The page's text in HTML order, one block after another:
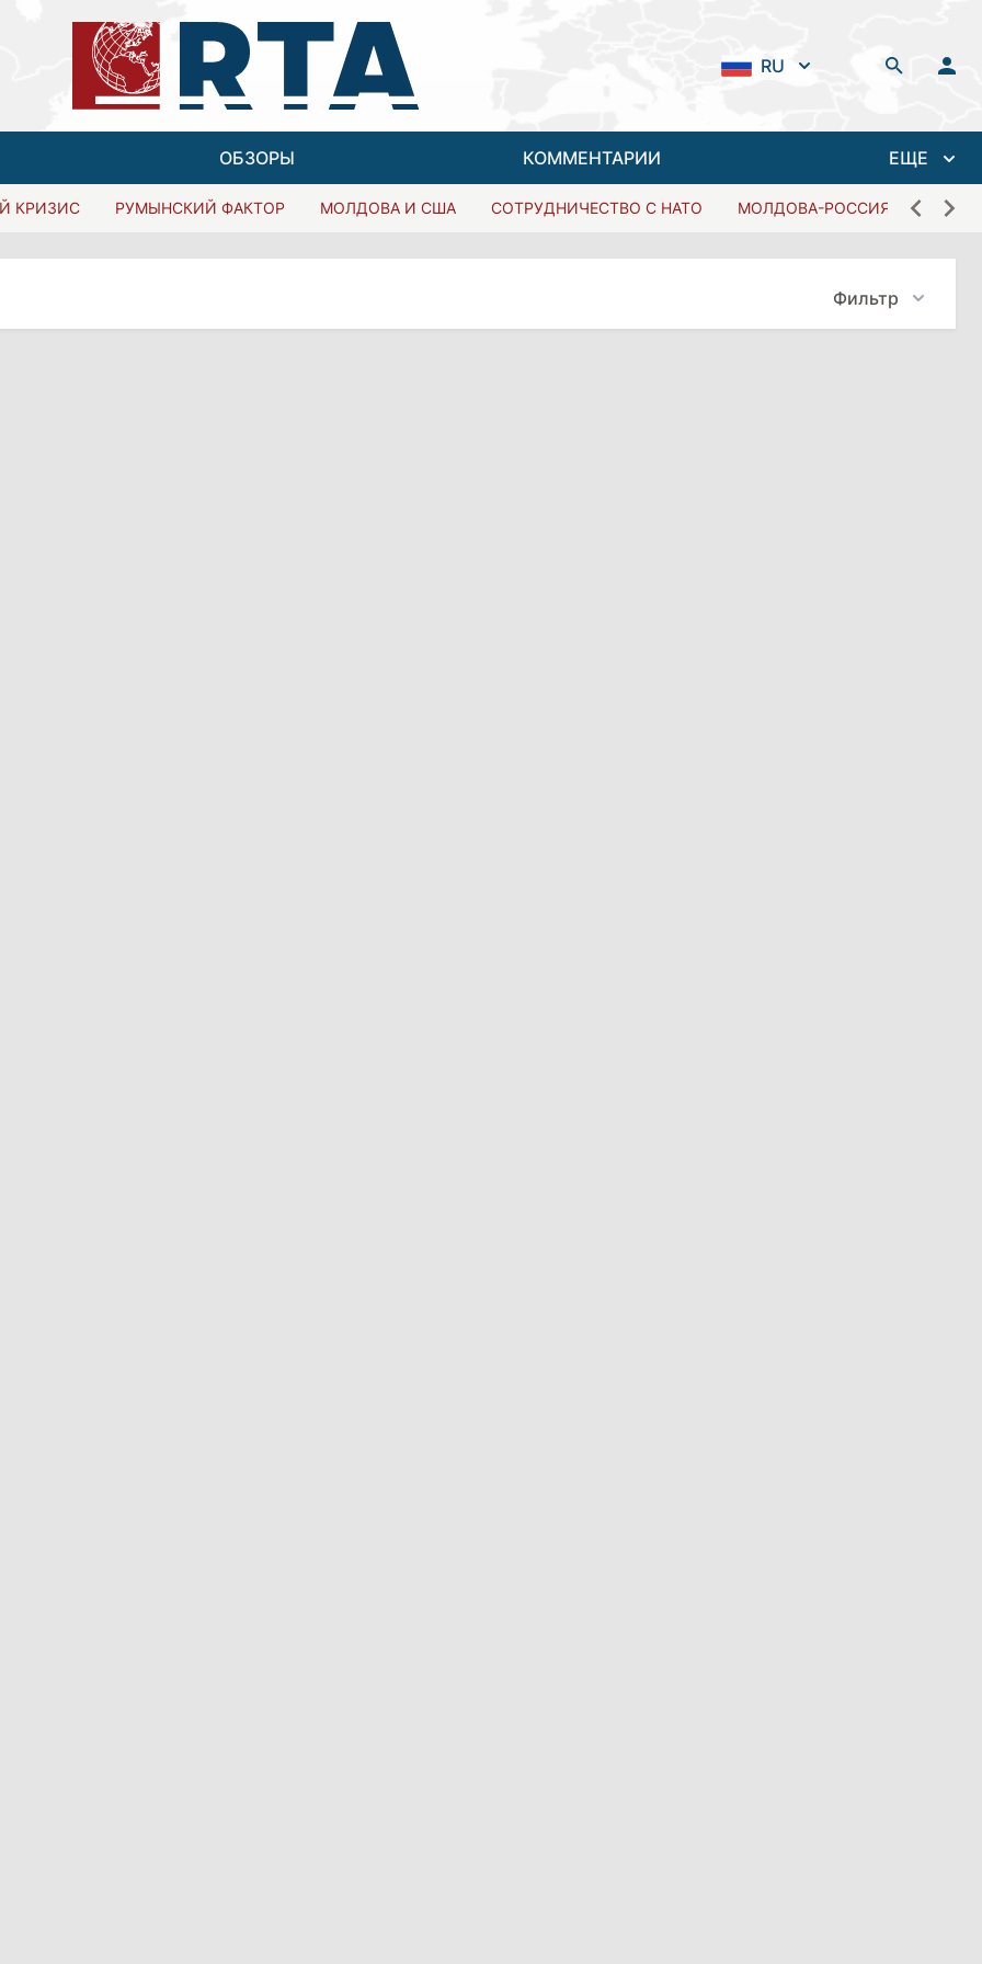
RU
ОБЗОРЫ КОММЕНТАРИИ ЕЩЕ
КРИЗИС РУМЫНСКИЙ ФАКТОР МОЛДОВА И США СОТРУДНИЧЕСТВО С НАТО МОЛДОВА-РОССИЯ
Фильтр